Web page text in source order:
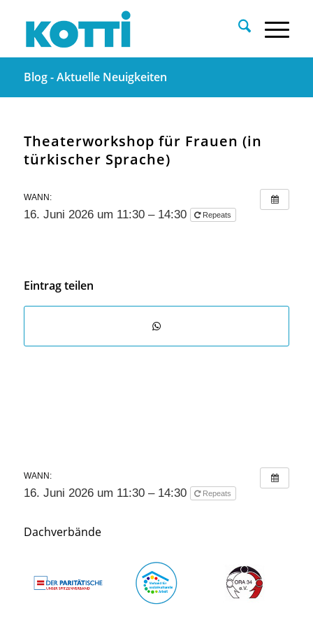
Blog - Aktuelle Neuigkeiten
Theaterworkshop für Frauen (in
türkischer Sprache)
WANN:
16. Juni 2026 um 11:30 – 14:30 Repeats
Eintrag teilen
WANN:
16. Juni 2026 um 11:30 – 14:30 Repeats
Dachverbände